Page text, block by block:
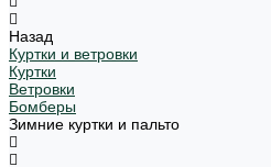
Назад
Куртки и ветровки
Куртки
Ветровки
Бомберы
Зимние куртки и пальто